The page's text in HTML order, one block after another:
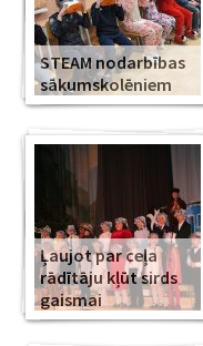
STEAM nodarbības
sākumskolēniem
Ļaujot par ceļa
rādītāju kļūt sirds
gaismai